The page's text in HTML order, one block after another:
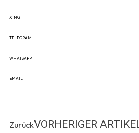
XING
TELEGRAM
WHATSAPP
EMAIL
ZurückVORHERIGER